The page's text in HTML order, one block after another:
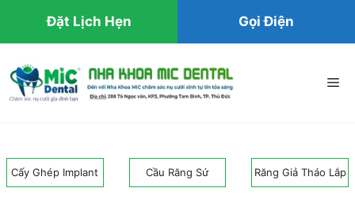
đến
Cấy Ghép Implant Cầu Răng Sứ Răng Giả Tháo Lắp
Đặt Lịch Hẹn Gọi Điện